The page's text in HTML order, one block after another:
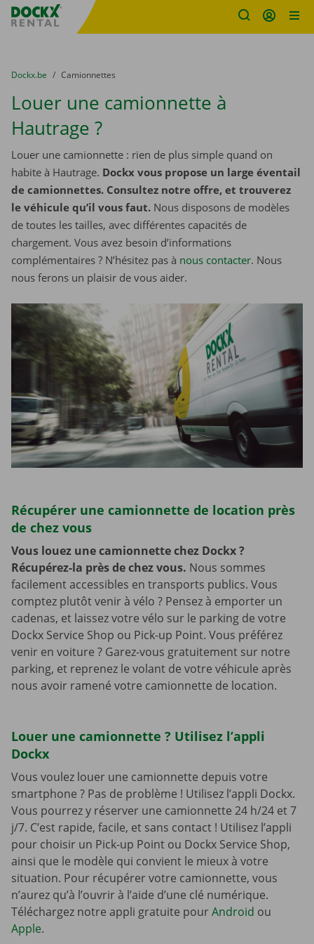
sitename
You are here:
du
Dockx.be to
Camionnettes
Louer une camionnette à
Hautrage ?
Louer une camionnette : rien de plus simple quand on
habite à Hautrage. Dockx vous propose un large éventail
de camionnettes. Consultez notre offre, et trouverez
le véhicule qu’il vous faut. Nous disposons de modèles
de toutes les tailles, avec différentes capacités de
chargement. Vous avez besoin d’informations
complémentaires ? N’hésitez pas à nous contacter. Nous
nous ferons un plaisir de vous aider.
Récupérer une camionnette de location près
de chez vous
Vous louez une camionnette chez Dockx ?
Récupérez-la près de chez vous. Nous sommes
facilement accessibles en transports publics. Vous
comptez plutôt venir à vélo ? Pensez à emporter un
cadenas, et laissez votre vélo sur le parking de votre
Dockx Service Shop ou Pick-up Point. Vous préférez
venir en voiture ? Garez-vous gratuitement sur notre
parking, et reprenez le volant de votre véhicule après
nous avoir ramené votre camionnette de location.
Louer une camionnette ? Utilisez l’appli
Dockx
Vous voulez louer une camionnette depuis votre
smartphone ? Pas de problème ! Utilisez l’appli Dockx.
Vous pourrez y réserver une camionnette 24 h/24 et 7
j/7. C’est rapide, facile, et sans contact ! Utilisez l’appli
pour choisir un Pick-up Point ou Dockx Service Shop,
ainsi que le modèle qui convient le mieux à votre
situation. Pour récupérer votre camionnette, vous
n’aurez qu’à l’ouvrir à l’aide d’une clé numérique.
Téléchargez notre appli gratuite pourAndroid ou
Apple.